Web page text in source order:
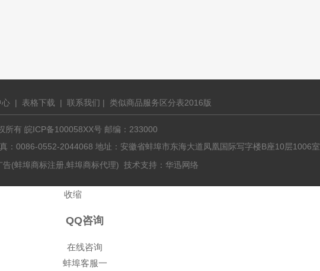
心 | 表格下载 | 联系我们 | 类似商品服务区分表2016版
所有 皖ICP备100058XX号 邮编：233000
：0086-0552-2044068 地址：安徽省蚌埠市东海大道凤凰国际写字楼B座10层1006室
告(蚌埠商标注册,蚌埠商标代理) 技术支持： 华迅网络
收缩
QQ咨询
在线咨询
蚌埠客服一